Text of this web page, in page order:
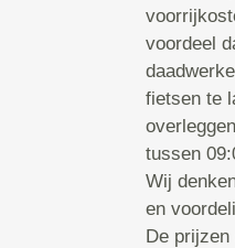
voordeel
fietsen te
tussen
Wij
en
De